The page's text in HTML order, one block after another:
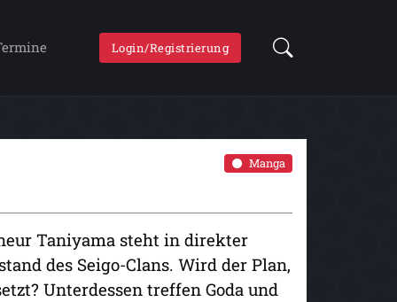
Login/Registrierung
Manga
Taniyama steht in direkter
des Seigo-Clans. Wird der Plan,
Unterdessen treffen Goda und